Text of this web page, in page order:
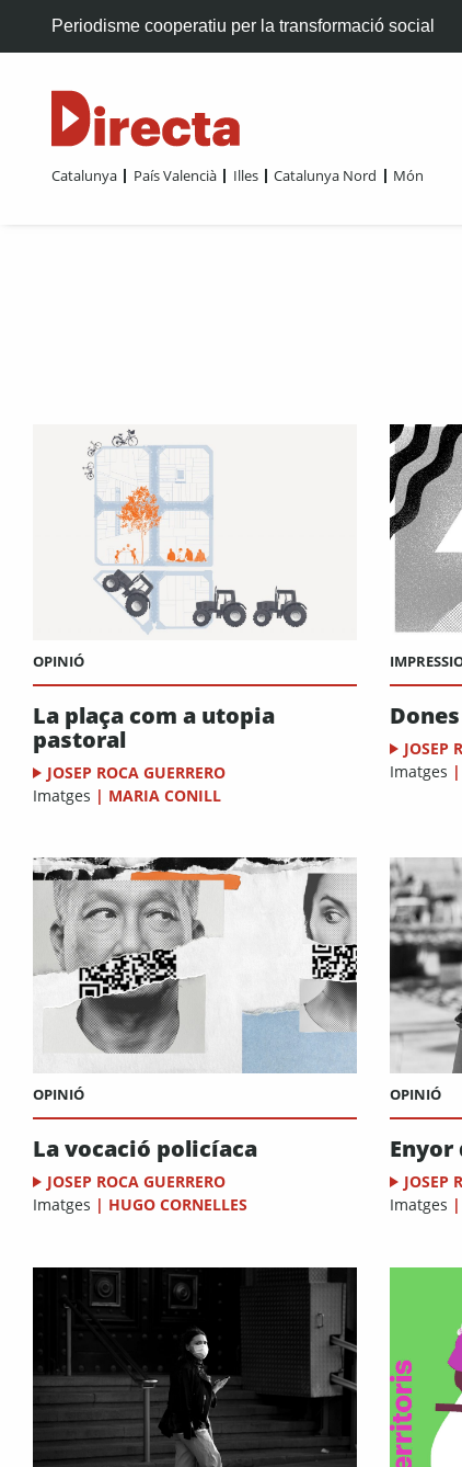
Periodisme cooperatiu per la transformació social
Catalunya País Valencià Illes Catalunya Nord Món
OPINIÓ
La plaça com a utopia
pastoral
JOSEP ROCA GUERRERO
Imatges | MARIA CONILL
JOSEP
Imatges |
OPINIÓ
La vocació policíaca
JOSEP ROCA GUERRERO
Imatges | HUGO CORNELLES
OPINIÓ
Enyor
JOSEP
Imatges |